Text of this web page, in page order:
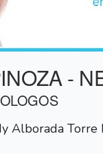
-
Alborada